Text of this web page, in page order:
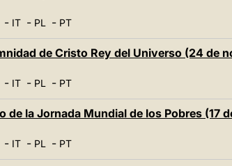
IT- PL- PT
de Cristo Rey del Universo (24 de
IT- PL- PT
de la Jornada Mundial de los Pobres (17
IT- PL- PT